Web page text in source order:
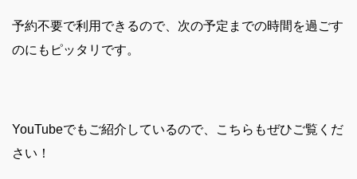
予約不要で利用できるので、次の予定までの時間を過ごす
のにもピッタリです。
YouTubeでもご紹介しているので、こちらもぜひご覧くだ
さい！